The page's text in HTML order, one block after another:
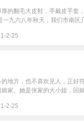
的翻毛大皮鞋，手戴皮手套
九六八年秋天，我们市南
2-25
地方，也不喜欢见人，正好
家。她是张家的大小姐，回
2-25